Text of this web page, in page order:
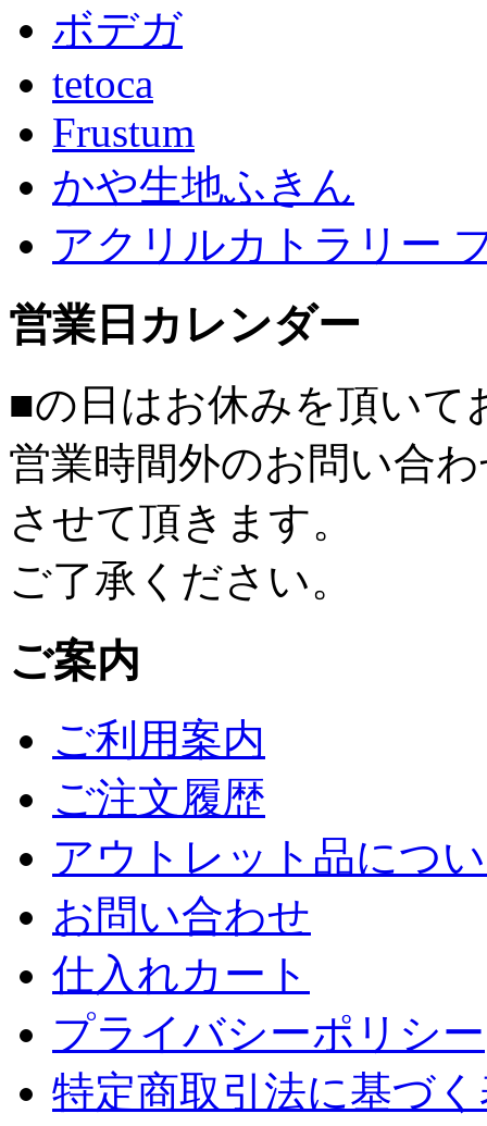
ボデガ
tetoca
Frustum
かや生地ふきん
アクリルカトラリー
営業日カレンダー
■の日はお休みを頂いて
営業時間外のお問い合
させて頂きます。
ご了承ください。
ご案内
ご利用案内
ご注文履歴
アウトレット品につ
お問い合わせ
仕入れカート
プライバシーポリシー
特定商取引法に基づ